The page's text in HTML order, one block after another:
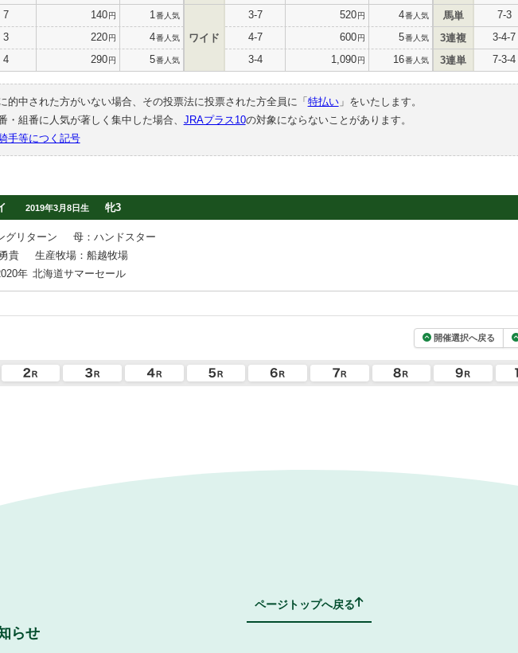
7 140円 1 番人気
3 220円 4番人気
4 290円 5番人気
ワイド
3-7 520円 4番人気
4-7 600円 5番人気
3-4 1,090円 16番人気
馬単 7-3
3連複 3-4-7
3連単 7-3-4
的中された方がいない場合、その投票法に投票された方全員に「 特払い」をいたします。
・組番に人気が著しく集中した場合、 JRAプラス10の対象にならないことがあります。
手等につく記号
2019年3月8日生 牝3
グリターン
母：ハンドスター
貴
生産牧場：船越牧場
年 北海道サマーセール
開催選択へ戻る
ページトップへ戻る
らせ